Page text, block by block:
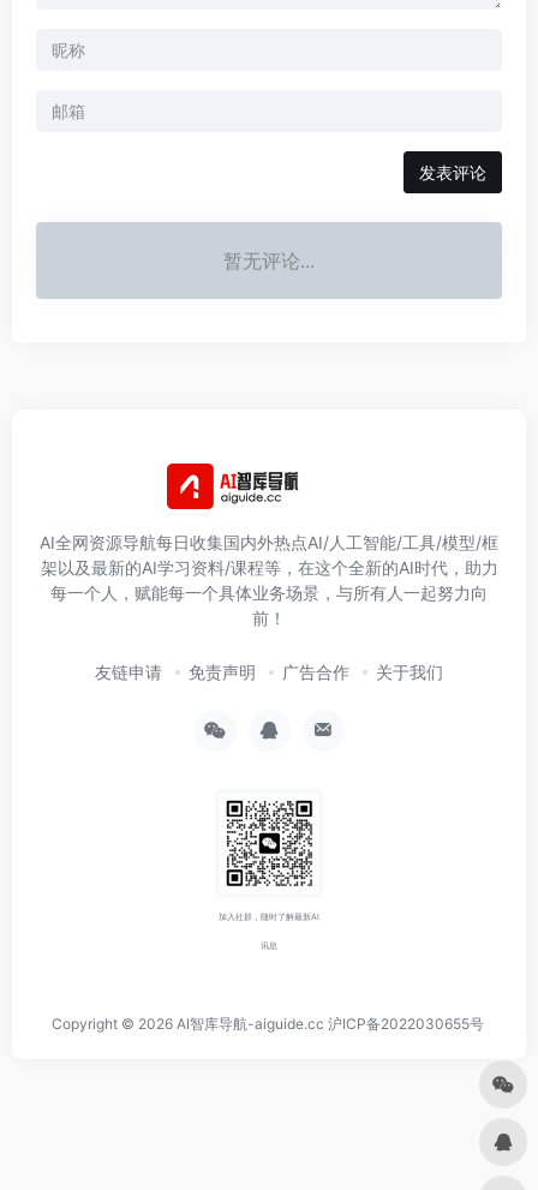
发表评论
暂无评论...
AI全网资源导航每日收集国内外热点AI/人工智能/工具/模型/框
架以及最新的AI学习资料/课程等，在这个全新的AI时代，助力
每一个人，赋能每一个具体业务场景，与所有人一起努力向
前！
友链申请 免责声明 广告合作 关于我们
加入社群，随时了解最新AI
讯息
Copyright © 2026 AI智库导航-aiguide.cc 沪ICP备2022030655号